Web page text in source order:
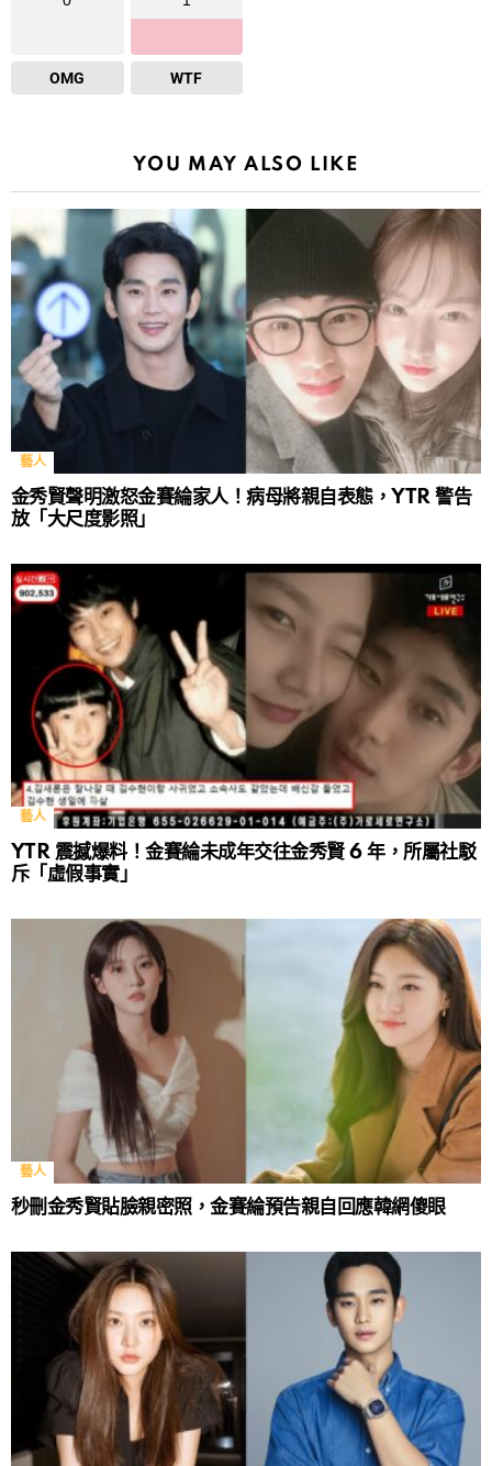
OMG WTF
YOU MAY ALSO LIKE
藝人
金秀賢聲明激怒金賽綸家人！病母將親自表態，YTR 警告
放「大尺度影照」
藝人
YTR 震撼爆料！金賽綸未成年交往金秀賢 6 年，所屬社駁
斥「虛假事實」
藝人
秒刪金秀賢貼臉親密照，金賽綸預告親自回應韓網傻眼